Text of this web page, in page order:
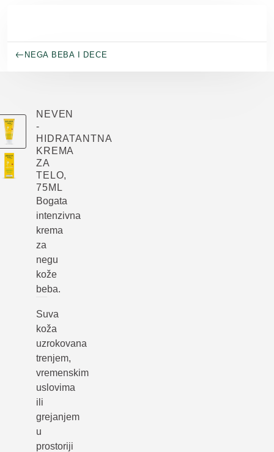
NEGA BEBA I DECE
NEVEN
-
HIDRATANTNA
KREMA
ZA
TELO,
75ML
Bogata
intenzivna
krema
za
negu
kože
beba.
Suva
koža
uzrokovana
trenjem,
vremenskim
uslovima
ili
grejanjem
u
prostoriji